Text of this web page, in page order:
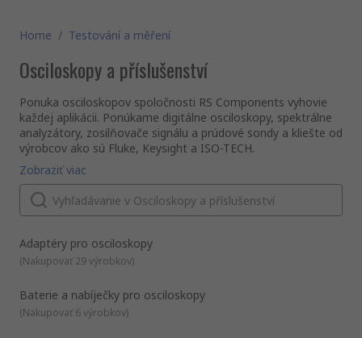
Home / Testování a měření
Osciloskopy a příslušenství
Ponuka osciloskopov spoločnosti RS Components vyhovie
každej aplikácii. Ponúkame digitálne osciloskopy, spektrálne
analyzátory, zosilňovače signálu a prúdové sondy a kliešte od
výrobcov ako sú Fluke, Keysight a ISO-TECH.
Zobraziť viac
Adaptéry pro osciloskopy
(Nakupovať 29 výrobkov)
Baterie a nabíječky pro osciloskopy
(Nakupovať 6 výrobkov)